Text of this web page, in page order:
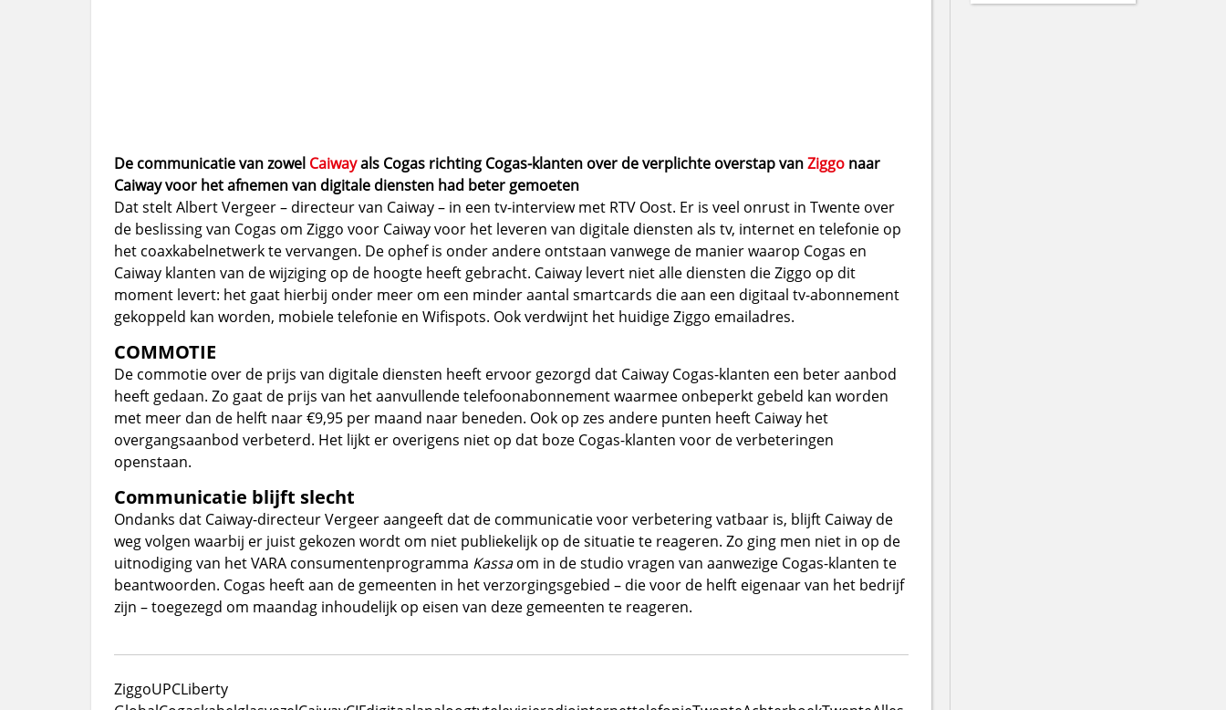
De communicatie van zowel Caiwayals Cogas richting Cogas-klanten over de verplichte overstap vanZiggonaar
Caiway voor het afnemen van digitale diensten had beter gemoeten
Dat stelt Albert Vergeer – directeur van Caiway – in een tv-interview met RTV Oost. Er is veel onrust in Twente over
de beslissing van Cogas om Ziggo voor Caiway voor het leveren van digitale diensten als tv, internet en telefonie op
het coaxkabelnetwerk te vervangen. De ophef is onder andere ontstaan vanwege de manier waarop Cogas en
Caiway klanten van de wijziging op de hoogte heeft gebracht. Caiway levert niet alle diensten die Ziggo op dit
moment levert: het gaat hierbij onder meer om een minder aantal smartcards die aan een digitaal tv-abonnement
gekoppeld kan worden, mobiele telefonie en Wifispots. Ook verdwijnt het huidige Ziggo emailadres.
COMMOTIE
De commotie over de prijs van digitale diensten heeft ervoor gezorgd dat Caiway Cogas-klanten een beter aanbod
heeft gedaan. Zo gaat de prijs van het aanvullende telefoonabonnement waarmee onbeperkt gebeld kan worden
met meer dan de helft naar €9,95 per maand naar beneden. Ook op zes andere punten heeft Caiway het
overgangsaanbod verbeterd. Het lijkt er overigens niet op dat boze Cogas-klanten voor de verbeteringen
openstaan.
Communicatie blijft slecht
Ondanks dat Caiway-directeur Vergeer aangeeft dat de communicatie voor verbetering vatbaar is, blijft Caiway de
weg volgen waarbij er juist gekozen wordt om niet publiekelijk op de situatie te reageren. Zo ging men niet in op de
uitnodiging van het VARA consumentenprogramma Kassaom in de studio vragen van aanwezige Cogas-klanten te
beantwoorden. Cogas heeft aan de gemeenten in het verzorgingsgebied – die voor de helft eigenaar van het bedrijf
zijn – toegezegd om maandag inhoudelijk op eisen van deze gemeenten te reageren.
ZiggoUPCLiberty